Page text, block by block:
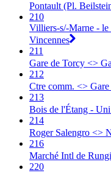
Pontault (Pl.
210
Villiers-s/-Marne - le
Vincennes
211
Gare de Torcy <>
212
Ctre comm. <>
213
Bois de l'Étang -
214
Roger Salengro <>
216
Marché Intl de
220